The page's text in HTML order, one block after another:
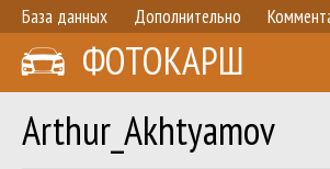
База данных Дополнительно
ФОТОКАРШ
Arthur_Akhtyamov